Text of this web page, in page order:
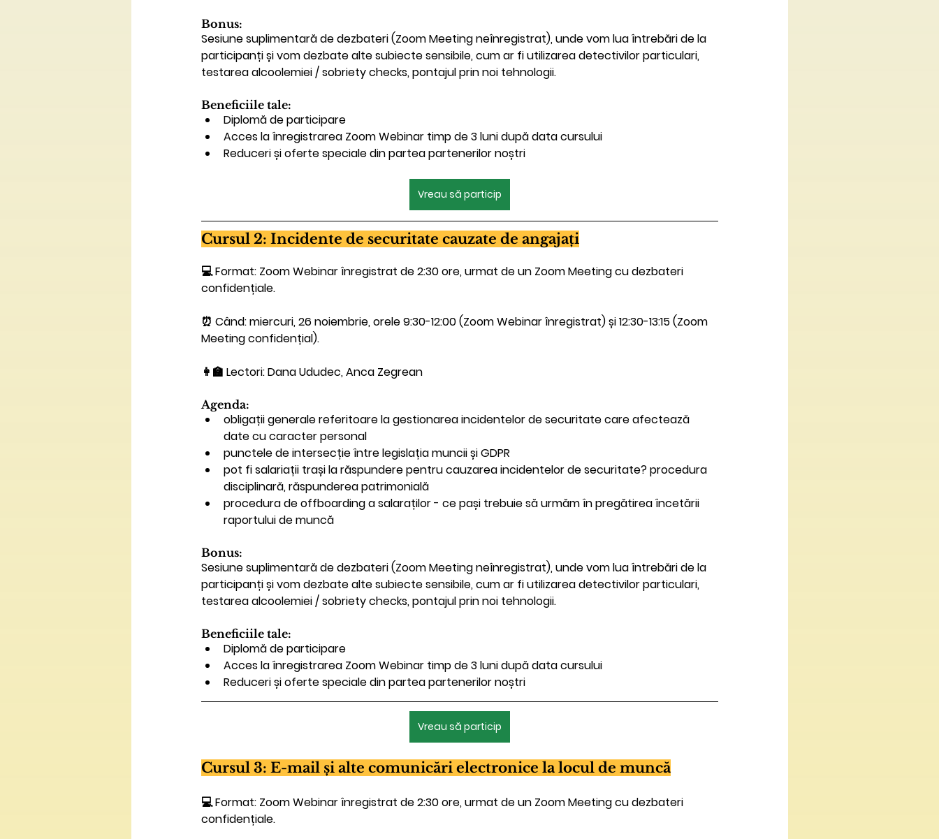
Bonus:
Sesiune suplimentară de dezbateri (Zoom Meeting neînregistrat), unde vom lua întrebări de la
participanți și vom dezbate alte subiecte sensibile, cum ar fi utilizarea detectivilor particulari,
testarea alcoolemiei / sobriety checks, pontajul prin noi tehnologii.
Beneficiile tale:
Diplomă de participare
Acces la înregistrarea Zoom Webinar timp de 3 luni după data cursului
Reduceri și oferte speciale din partea partenerilor noștri
Vreau să particip
Cursul 2: Incidente de securitate cauzate de angajați
💻 Format: Zoom Webinar înregistrat de 2:30 ore, urmat de un Zoom Meeting cu dezbateri
confidențiale.
⏰ Când: miercuri, 26 noiembrie, orele 9:30-12:00 (Zoom Webinar înregistrat) și 12:30-13:15 (Zoom
Meeting confidențial).
👩‍🏫 Lectori: Dana Ududec, Anca Zegrean
Agenda:
obligații generale referitoare la gestionarea incidentelor de securitate care afectează
date cu caracter personal
punctele de intersecție între legislația muncii și GDPR
pot fi salariații trași la răspundere pentru cauzarea incidentelor de securitate? procedura
disciplinară, răspunderea patrimonială
procedura de offboarding a salaraților - ce pași trebuie să urmăm în pregătirea încetării
raportului de muncă
Bonus:
Sesiune suplimentară de dezbateri (Zoom Meeting neînregistrat), unde vom lua întrebări de la
participanți și vom dezbate alte subiecte sensibile, cum ar fi utilizarea detectivilor particulari,
testarea alcoolemiei / sobriety checks, pontajul prin noi tehnologii.
Beneficiile tale:
Diplomă de participare
Acces la înregistrarea Zoom Webinar timp de 3 luni după data cursului
Reduceri și oferte speciale din partea partenerilor noștri
Vreau să particip
Cursul 3: E-mail și alte comunicări electronice la locul de muncă
💻 Format: Zoom Webinar înregistrat de 2:30 ore, urmat de un Zoom Meeting cu dezbateri
confidențiale.